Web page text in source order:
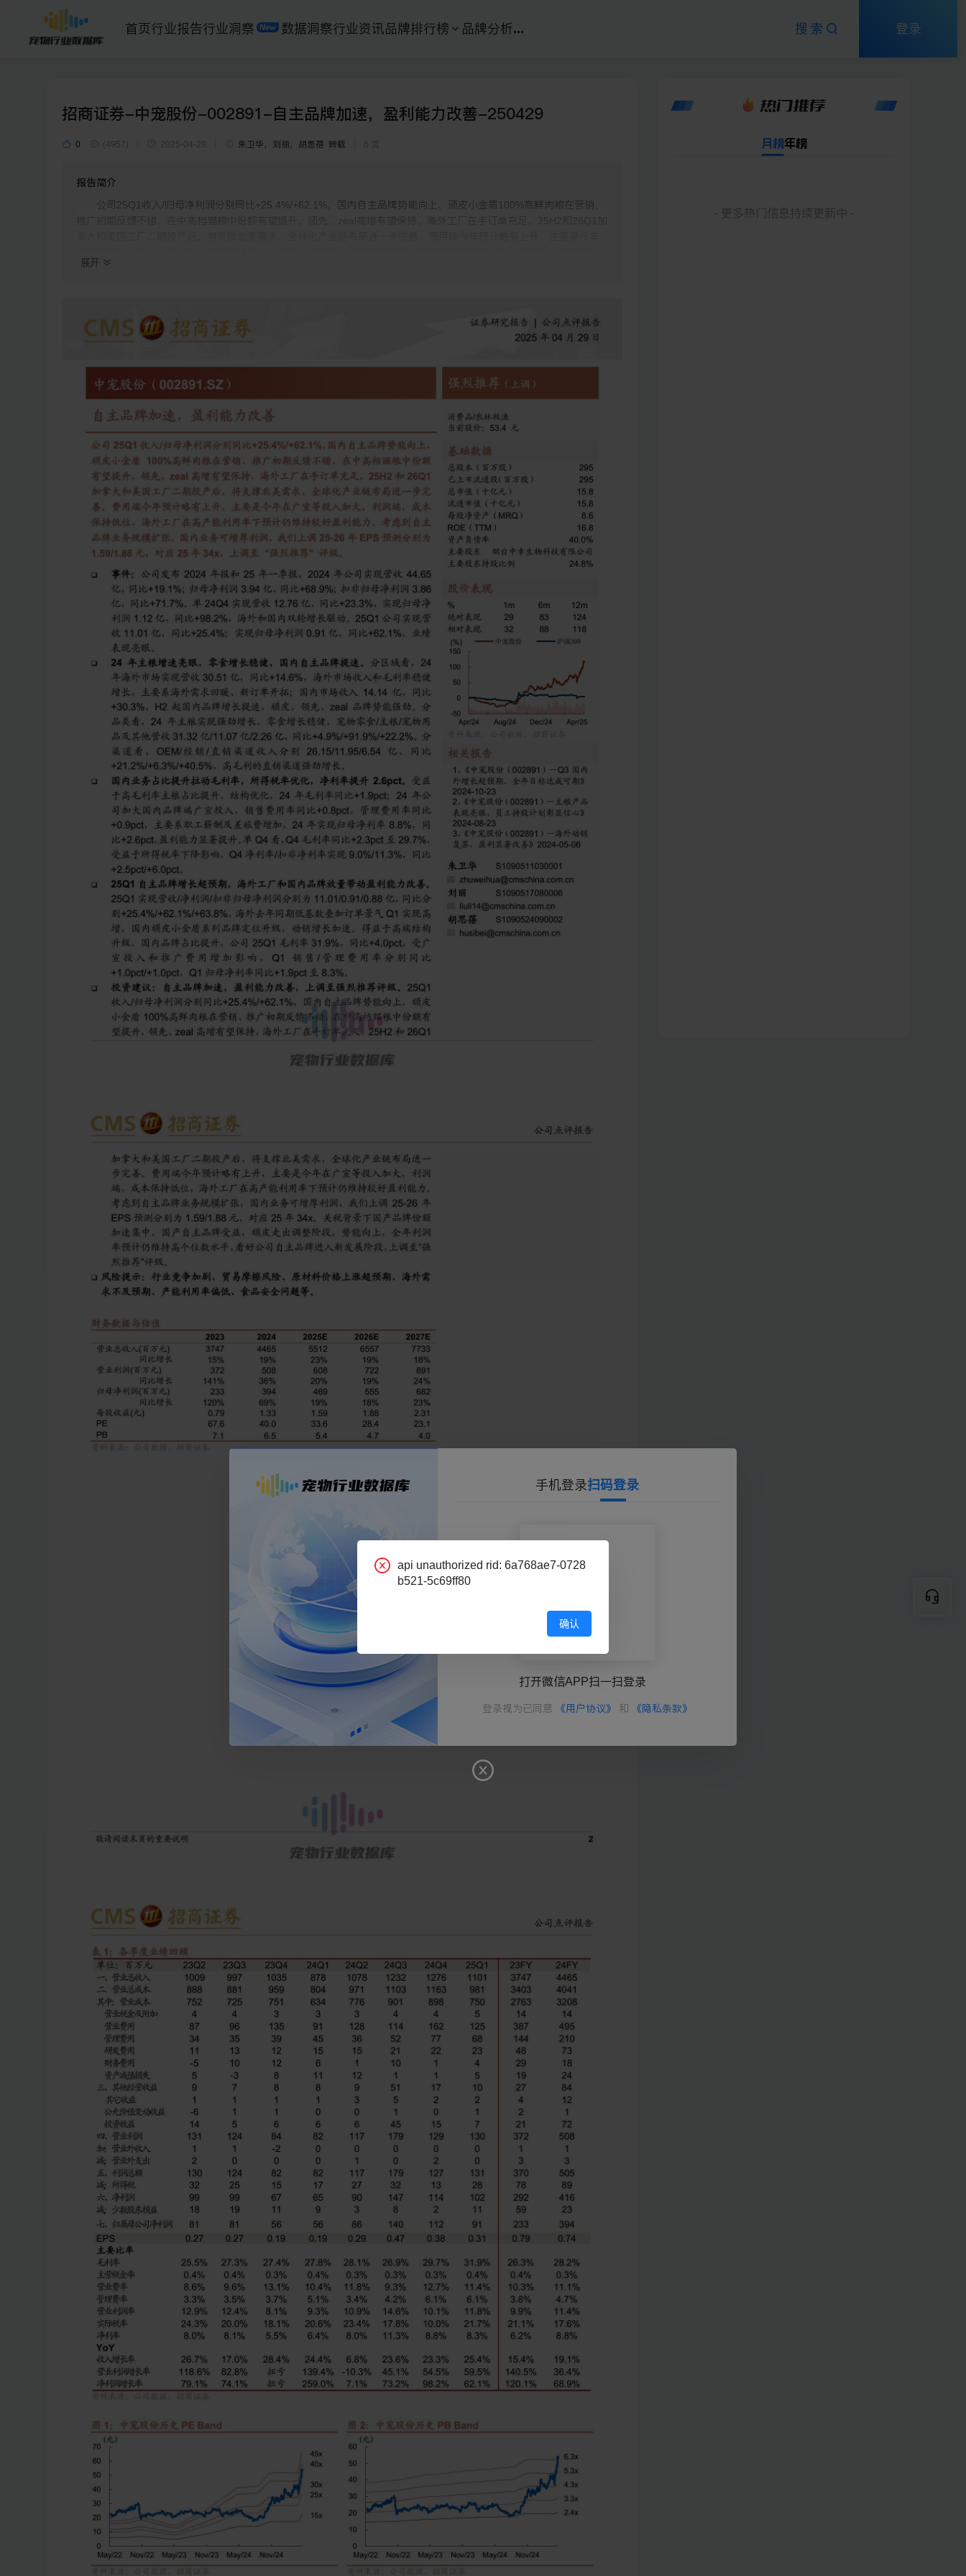
首页行业报告行业洞察 数据洞察行业资讯品牌排行榜 品牌分析... 搜索 登录
招商证券-中宠股份-002891-自主品牌加速，盈利能力改善-250429
0 (4957) 2025-04-29 朱卫华，刘丽，胡思蓓 转载 6 页
报告简介
公司25Q1收入/归母净利润分别同比+25.4%/+62.1%，国内自主品牌势能向上，顽皮小金盾100%高鲜肉粮在营销、
务规模扩张，国内业务可增厚利润，我们上调25-26年EPS预测分别为1.59/1.88元，对应25年34x，上调至“强烈推荐”评
8.9%；扣非归母净利润3.86亿，同比+71.7%。单24Q4实现营收12.76亿，同比+23.3%，实现归母净利润1.12亿，同比+
98.2%，海外和国内双轮增长驱动。25Q1公司实现营收11.01亿，同比+25.4%；实现归母净利润0.91亿，同比+62.1%，
24年主粮增速亮眼，零食增长稳健，国内自主品牌提速。分区域看，24年海外市场实现营收30.51亿，同比+14.
6%，海外市场收入和毛利率稳健增长，主要系海外需求回暖、新订单开拓；国内市场收入14.14亿，同比+30.3%，H2起
国内品牌增长提速，顽皮、领先、zeal品牌势能强劲。分品类看，24年主粮实现强劲增长，零食增长稳健，宠物零食/主
粮/宠物用品及其他营收31.32亿/11.07亿/2.26亿，同比+4.9%/+91.9%/+22.2%。分渠道看，OEM/经销/直销渠道收入分
别26.15/11.95/6.54亿，同比+21.2%/+6.3%/+40.5%，高毛利的直销渠道强劲增长。
国内业务占比提升拉动毛利率，所得税率优化，净利率提升2.6pct。受益于高毛利率主粮占比提升、结构优化，24
年毛利率同比+1.9pct；24年公司加大国内品牌端广宣投入，销售费用率同比+0.8pct，管理费用率同比+0.9pct，主要系
职工薪酬及差旅费增加，24年实现归母净利率8.8%，同比+2.6pct，盈利能力显著提升。单Q4看，Q4毛利率同比+2.3pct
至29.7%，受益于所得税率下降影响，Q4净利率/扣非净利率实现9.0%/11.3%，同比+2.5pct/+6.0pct。
25Q1自主品牌增长超预期，海外工厂和国内品牌放量带动盈利能力改善。25Q1实现营收/净利润/扣非归母净利润分
别为11.01/0.91/0.88亿，同比分别+25.4%/+62.1%/+63.8%，海外去年同期低基数叠加订单景气Q1实现高增，国内顽皮
小金盾系列品牌定位升级，动销增长加速。得益于高端结构升级、国内品牌占比提升，公司25Q1毛利率31.9%，同比+4.
0pct，受广宣投入和推广费用增加影响，Q1销售/管理费用率分别同比+1.0pct/+1.0pct，Q1归母净利率同比+1.9pct至8.
投资建议：自主品牌加速，盈利能力改善，上调至强烈推荐评级。25Q1收入/归母净利润分别同比+25.4%/+62.
1%，国内自主品牌势能向上，顽皮小金盾100%高鲜肉粮在营销、推广初期反馈不错，在中高档猫粮中份额有望提升，
领先、zeal高增有望保持，海外工厂在手订单充足，25H2和26Q1加拿大和美国工厂二期投产后，将支撑北美需求，全球
化产业链布局进一步完善。费用端今年预计略有上升，主要是今年在广宣等投入加大，利润端，成本保持低位，海外工
厂在高产能利用率下预计仍维持较好盈利能力。考虑到自主品牌业务规模扩张，国内业务可增厚利润，我们上调25-26年
EPS预测分别为1.59/1.88元，对应25年34x。关税背景下国产品牌份额加速集中，国产自主品牌受益，顽皮走出调整阶
段，势能向上，全年利润率预计仍维持高个位数水平，看好公司自主品牌进入新发展阶段，上调至“强烈推荐”评级。
风险提示：行业竞争加剧、贸易摩擦风险、原材料价格上涨超预期、海外需求不及预期、产能利用率偏低、食品安
全问题等
如果觉得此报告不错，请分享到微信朋友圈，支持作者写出更好的文章！
展开
热门推荐
月榜年榜
- 更多热门信息持续更新中 -
手机登录扫码登录
打开微信APP扫一扫登录
登录视为已同意 《用户协议》 和 《隐私条款》
api unauthorized rid: 6a768ae7-0728
b521-5c69ff80
确认